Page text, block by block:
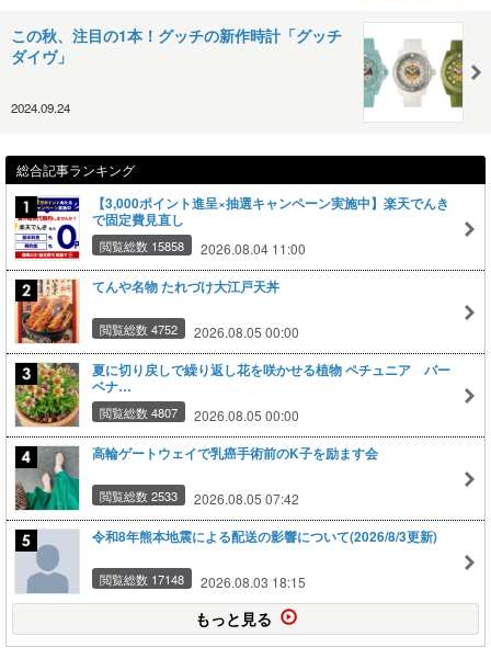
この秋、注目の1本！グッチの新作時計「グッチ
ダイヴ」
2024.09.24
総合記事ランキング
【3,000ポイント進呈×抽選キャンペーン実施中】楽天でんき
で固定費見直し
閲覧総数 15858 2026.08.04 11:00
てんや名物 たれづけ大江戸天丼
閲覧総数 4752 2026.08.05 00:00
夏に切り戻しで繰り返し花を咲かせる植物 ペチュニア バー
ベナ…
閲覧総数 4807 2026.08.05 00:00
高輪ゲートウェイで乳癌手術前のK子を励ます会
閲覧総数 2533 2026.08.05 07:42
令和8年熊本地震による配送の影響について(2026/8/3更新)
閲覧総数 17148 2026.08.03 18:15
もっと見る